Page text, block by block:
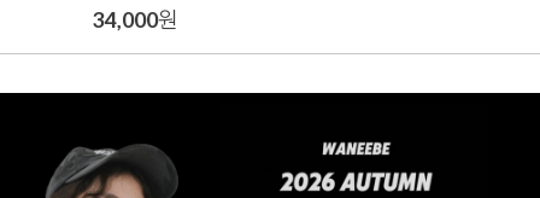
34,000원